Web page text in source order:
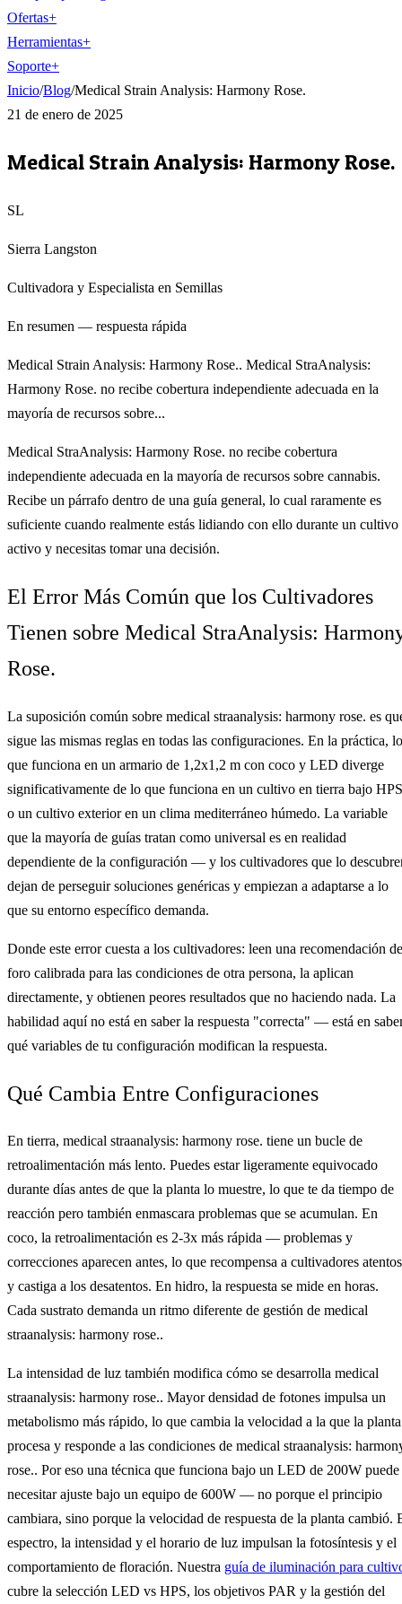
Ofertas+
Herramientas+
Soporte+
Inicio/Blog/Medical Strain Analysis: Harmony Rose.
21 de enero de 2025
Medical Strain Analysis: Harmony Rose.
SL
Sierra Langston
Cultivadora y Especialista en Semillas
En resumen — respuesta rápida
Medical Strain Analysis: Harmony Rose.. Medical StraAnalysis:
Harmony Rose. no recibe cobertura independiente adecuada en la
mayoría de recursos sobre...
Medical StraAnalysis: Harmony Rose. no recibe cobertura
independiente adecuada en la mayoría de recursos sobre cannabis.
Recibe un párrafo dentro de una guía general, lo cual raramente es
suficiente cuando realmente estás lidiando con ello durante un cultivo
activo y necesitas tomar una decisión.
El Error Más Común que los Cultivadores
Tienen sobre Medical StraAnalysis:
Rose.
La suposición común sobre medical straanalysis: harmony rose. es
sigue las mismas reglas en todas las configuraciones. En la práctica, lo
que funciona en un armario de 1,2x1,2 m con coco y LED diverge
significativamente de lo que funciona en un cultivo en tierra bajo
o un cultivo exterior en un clima mediterráneo húmedo. La variable
que la mayoría de guías tratan como universal es en realidad
dependiente de la configuración — y los cultivadores que lo
dejan de perseguir soluciones genéricas y empiezan a adaptarse a lo
que su entorno específico demanda.
Donde este error cuesta a los cultivadores: leen una recomendación de
foro calibrada para las condiciones de otra persona, la aplican
directamente, y obtienen peores resultados que no haciendo nada. La
habilidad aquí no está en saber la respuesta "correcta" — está en
qué variables de tu configuración modifican la respuesta.
Qué Cambia Entre Configuraciones
En tierra, medical straanalysis: harmony rose. tiene un bucle de
retroalimentación más lento. Puedes estar ligeramente equivocado
durante días antes de que la planta lo muestre, lo que te da tiempo de
reacción pero también enmascara problemas que se acumulan. En
coco, la retroalimentación es 2-3x más rápida — problemas y
correcciones aparecen antes, lo que recompensa a cultivadores atentos
y castiga a los desatentos. En hidro, la respuesta se mide en horas.
Cada sustrato demanda un ritmo diferente de gestión de medical
straanalysis: harmony rose..
La intensidad de luz también modifica cómo se desarrolla medical
straanalysis: harmony rose.. Mayor densidad de fotones impulsa un
metabolismo más rápido, lo que cambia la velocidad a la que la planta
procesa y responde a las condiciones de medical straanalysis:
rose.. Por eso una técnica que funciona bajo un LED de 200W puede
necesitar ajuste bajo un equipo de 600W — no porque el principio
cambiara, sino porque la velocidad de respuesta de la planta cambió.
espectro, la intensidad y el horario de luz impulsan la fotosíntesis y el
comportamiento de floración. Nuestra guía de iluminación para
cubre la selección LED vs HPS, los objetivos PAR y la gestión del